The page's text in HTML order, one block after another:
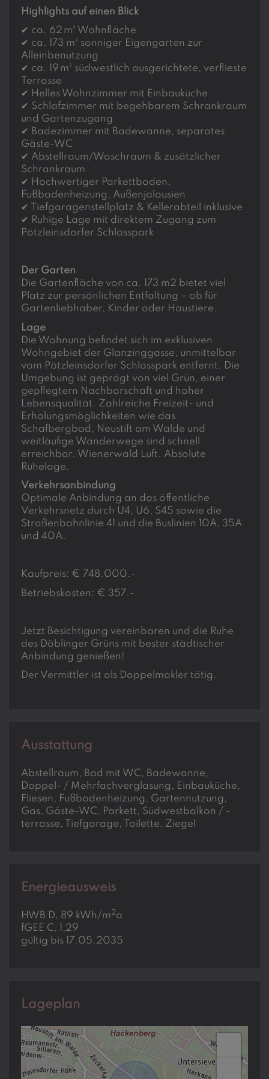
Highlights auf einen Blick
✔ ca. 62 m² Wohnfläche
✔ ca. 173 m² sonniger Eigengarten zur
Alleinbenutzung
✔ ca. 19 m² südwestlich ausgerichtete, verflieste
Terrasse
✔ Helles Wohnzimmer mit Einbauküche
✔ Schlafzimmer mit begehbarem Schrankraum
und Gartenzugang
✔ Badezimmer mit Badewanne, separates
Gäste-WC
✔ Abstellraum/Waschraum & zusätzlicher
Schrankraum
✔ Hochwertiger Parkettboden,
Fußbodenheizung, Außenjalousien
✔
Tiefgaragenstellplatz & Kellerabteil inklusive
✔ Ruhige Lage mit direktem Zugang zum
Pötzleinsdorfer Schlosspark
Der Garten
Die Gartenfläche von ca. 173 m2 bietet viel
Platz zur persönlichen Entfaltung – ob für
Gartenliebhaber, Kinder oder Haustiere.
Lage
Die Wohnung befindet sich im exklusiven
Wohngebiet der Glanzinggasse, unmittelbar
vom Pötzleinsdorfer Schlosspark entfernt. Die
Umgebung ist geprägt von viel Grün, einer
gepflegtern Nachbarschaft und hoher
Lebensqualität. Zahlreiche Freizeit- und
Erholungsmöglichkeiten wie das
Schafbergbad, Neustift am Walde und
weitläufige Wanderwege sind schnell
erreichbar. Wienerwald Luft. Absolute
Ruhelage.
Verkehrsanbindung
Optimale Anbindung an das öffentliche
Verkehrsnetz durch U4, U6, S45 sowie die
Straßenbahnlinie 41 und die Buslinien 10A, 35A
und 40A.
Kaufpreis: € 748.000.-
Betriebskosten: € 357.-
Jetzt Besichtigung vereinbaren und die Ruhe
des Döblinger Grüns mit bester städtischer
Anbindung genießen!
Der Vermittler ist als Doppelmakler tätig.
Ausstattung
Abstellraum Bad mit WC
Badewanne
Doppel- / Mehrfachverglasung
Einbauküche
Fliesen
Fußbodenheizung
Gartennutzung
Gas Gäste-WC Parkett
Südwestbalkon / -
terrasse
Tiefgarage Toilette Ziegel
Energieausweis
HWB D, 89 kWh/m2a
fGEE C, 1,29
gültig bis 17.05.2035
Lageplan